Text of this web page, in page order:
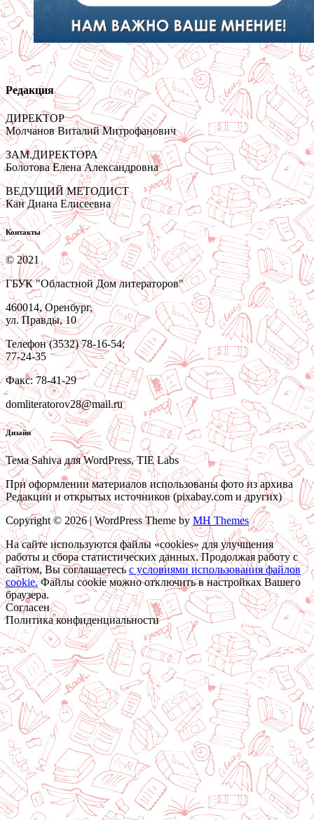
Редакция
ДИРЕКТОР
Молчанов Виталий Митрофанович
ЗАМ.ДИРЕКТОРА
Болотова Елена Александровна
ВЕДУЩИЙ МЕТОДИСТ
Кан Диана Елисеевна
Контакты
© 2021
ГБУК "Областной Дом литераторов"
460014, Оренбург,
ул. Правды, 10
Телефон (3532) 78-16-54;
77-24-35
Факс: 78-41-29
domliteratorov28@mail.ru
Дизайн
Тема Sahiva для WordPress, TIE Labs
При оформлении материалов использованы фото из архива
Редакции и открытых источников (pixabay.com и других)
Copyright © 2026 | WordPress Theme by MH Themes
На сайте используются файлы «cookies» для улучшения
работы и сбора статистических данных. Продолжая работу с
сайтом, Вы соглашаетесь c условиями использования файлов
cookie.Файлы cookie можно отключить в настройках Вашего
браузера.
Согласен
Политика конфиденциальности